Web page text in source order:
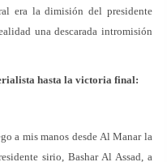
era la dimisión del presidente
una descarada intromisión
hasta la victoria final:
a mis manos desde Al Manar la
sirio, Bashar Al Assad, a